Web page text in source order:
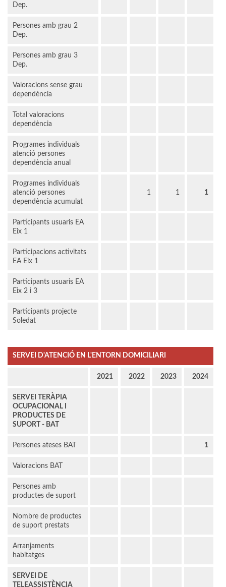
Dep.
Persones amb grau 2
Dep.
Persones amb grau 3
Dep.
Valoracions sense grau
dependència
Total valoracions
dependència
Programes individuals
atenció persones
dependència anual
Programes individuals
atenció persones
dependència acumulat
1 1 1
Participants usuaris EA
Eix 1
Participacions activitats
EA Eix 1
Participants usuaris EA
Eix 2 i 3
Participants projecte
Soledat
SERVEI D'ATENCIÓ EN L'ENTORN DOMICILIARI
2021 2022 2023 2024
SERVEI TERÀPIA
OCUPACIONAL I
PRODUCTES DE
SUPORT - BAT
Persones ateses BAT 1
Valoracions BAT
Persones amb
productes de suport
Nombre de productes
de suport prestats
Arranjaments
habitatges
SERVEI DE
TELEASSISTÈNCIA